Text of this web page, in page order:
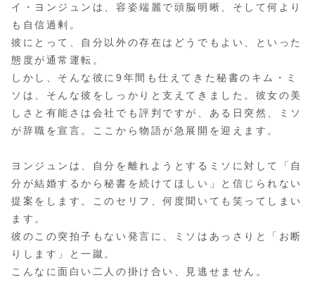
イ・ヨンジュンは、容姿端麗で頭脳明晰、そして何より
も自信過剰。
彼にとって、自分以外の存在はどうでもよい、といった
態度が通常運転。
しかし、そんな彼に9年間も仕えてきた秘書のキム・ミ
ソは、そんな彼をしっかりと支えてきました。彼女の美
しさと有能さは会社でも評判ですが、ある日突然、ミソ
が辞職を宣言。ここから物語が急展開を迎えます。
ヨンジュンは、自分を離れようとするミソに対して「自
分が結婚するから秘書を続けてほしい」と信じられない
提案をします。このセリフ、何度聞いても笑ってしまい
ます。
彼のこの突拍子もない発言に、ミソはあっさりと「お断
りします」と一蹴。
こんなに面白い二人の掛け合い、見逃せません。